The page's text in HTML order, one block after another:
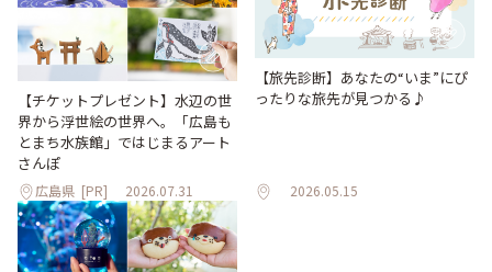
【チケットプレゼント】水辺の世
界から浮世絵の世界へ。「広島も
とまち水族館」ではじまるアート
さんぽ
広島県 [PR] 2026.07.31
【旅先診断】あなたの“いま”にぴ
ったりな旅先が見つかる♪
2026.05.15